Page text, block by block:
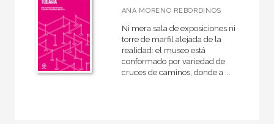
MATERIAS
Actualidad
Antropología
ANA MORENO REBORDINOS
Ni mera sala de exposiciones ni
torre de marfil alejada de la
realidad: el museo está
conformado por variedad de
cruces de caminos, donde a ...